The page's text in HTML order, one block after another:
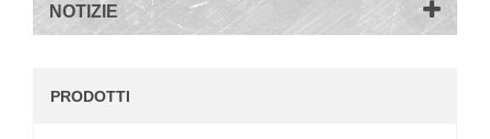
NOTIZIE
PRODOTTI